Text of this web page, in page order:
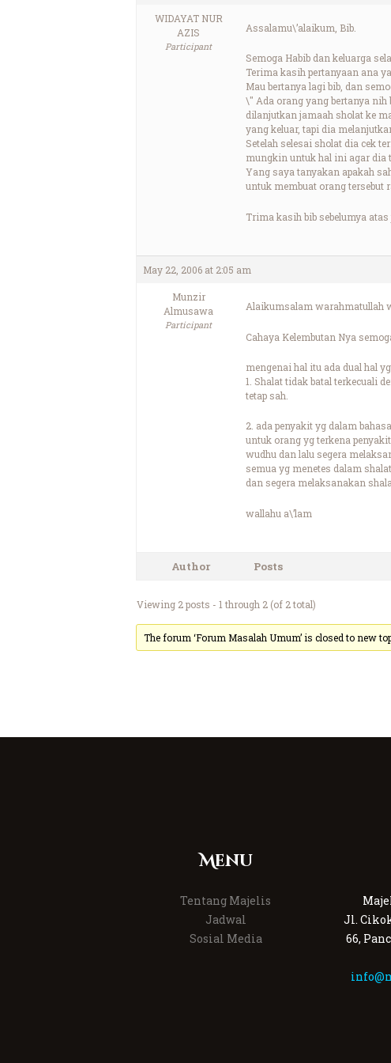
WIDAYAT NUR
AZIS
Participant
Assalamu\’alaikum, Bib.
Semoga Habib dan keluarga
Terima kasih pertanyaan ana
Mau bertanya lagi bib, dan
\" Ada orang yang bertanya nih
dilanjutkan jamaah sholat ke
yang keluar, tapi dia
Setelah selesai sholat dia cek
mungkin untuk hal ini agar dia
Yang saya tanyakan apakah
untuk membuat orang tersebut
Trima kasih bib sebelumya atas
May 22, 2006 at 2:05 am
Munzir
Almusawa
Participant
Alaikumsalam warahmatullah
Cahaya Kelembutan Nya
mengenai hal itu ada dual hal
1. Shalat tidak batal terkecuali
tetap sah.
2. ada penyakit yg dalam
untuk orang yg terkena
wudhu dan lalu segera
semua yg menetes dalam
dan segera melaksanakan
wallahu a\’lam
Author Posts
Viewing 2 posts - 1 through 2 (of 2 total)
The forum ‘Forum Masalah Umum’ is closed to new
Menu
Tentang Majelis
Jadwal
Sosial Media
Jl.
66,